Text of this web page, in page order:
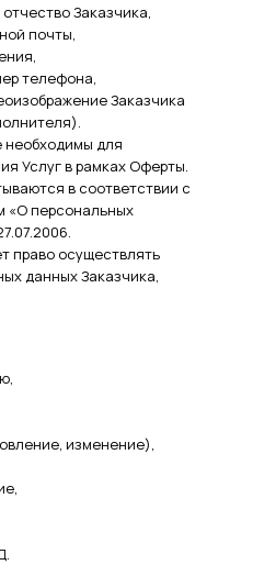
Заказчика,
почты,
телефона,
Заказчика
необходимы для
Услуг в рамках Оферты.
в соответствии с
«О персональных
право осуществлять
данных Заказчика,
изменение),